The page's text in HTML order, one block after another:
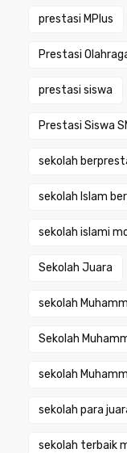
prestasi MPlus
Prestasi
prestasi siswa
Prestasi Siswa
sekolah
sekolah Islam
sekolah islami
Sekolah Juara
sekolah
Sekolah
sekolah
sekolah para
sekolah terbaik